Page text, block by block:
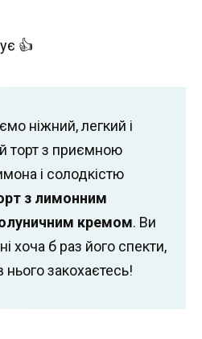
👍
ніжний, легкий і
торт з приємною
і солодкістю
з лимонним
кремом. Ви
хоча б раз його спекти,
нього закохаєтесь!